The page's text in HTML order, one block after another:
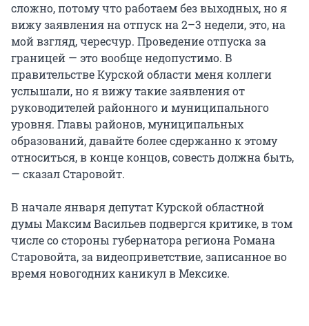
сложно, потому что работаем без выходных, но я
вижу заявления на отпуск на 2–3 недели, это, на
мой взгляд, чересчур. Проведение отпуска за
границей — это вообще недопустимо. В
правительстве Курской области меня коллеги
услышали, но я вижу такие заявления от
руководителей районного и муниципального
уровня. Главы районов, муниципальных
образований, давайте более сдержанно к этому
относиться, в конце концов, совесть должна быть,
— сказал Старовойт.
В начале января депутат Курской областной
думы Максим Васильев подвергся критике, в том
числе со стороны губернатора региона Романа
Старовойта, за видеоприветствие, записанное во
время новогодних каникул в Мексике.